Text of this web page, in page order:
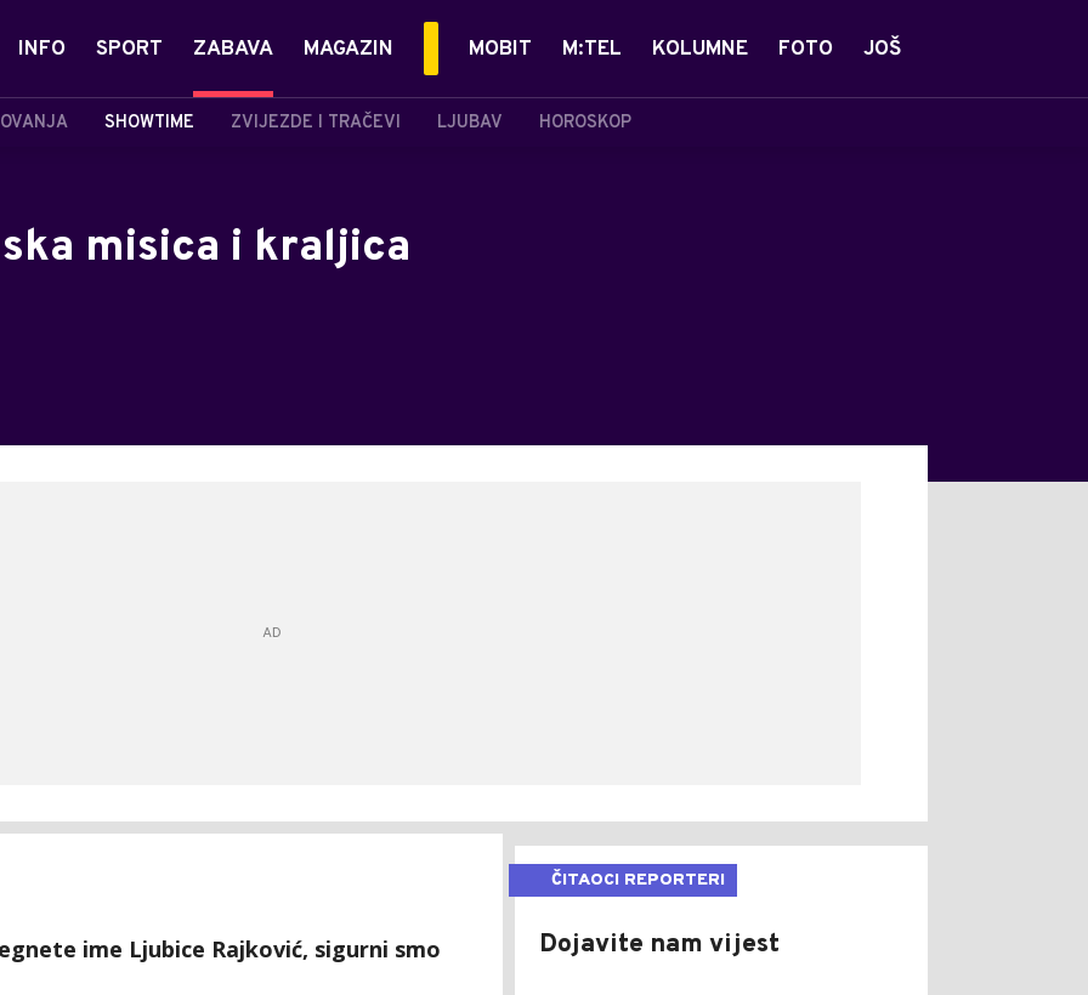
INFO SPORT ZABAVA
SHOWTIME ZVIJEZDE I TRAČEVI LJUBAV HOROSKOP
MAGAZIN MOBIT M:TEL KOLUMNE FOTO JOŠ
misica i kraljica
ime Ljubice Rajković, sigurni smo
ČITAOCI REPORTERI
Dojavite nam vijest